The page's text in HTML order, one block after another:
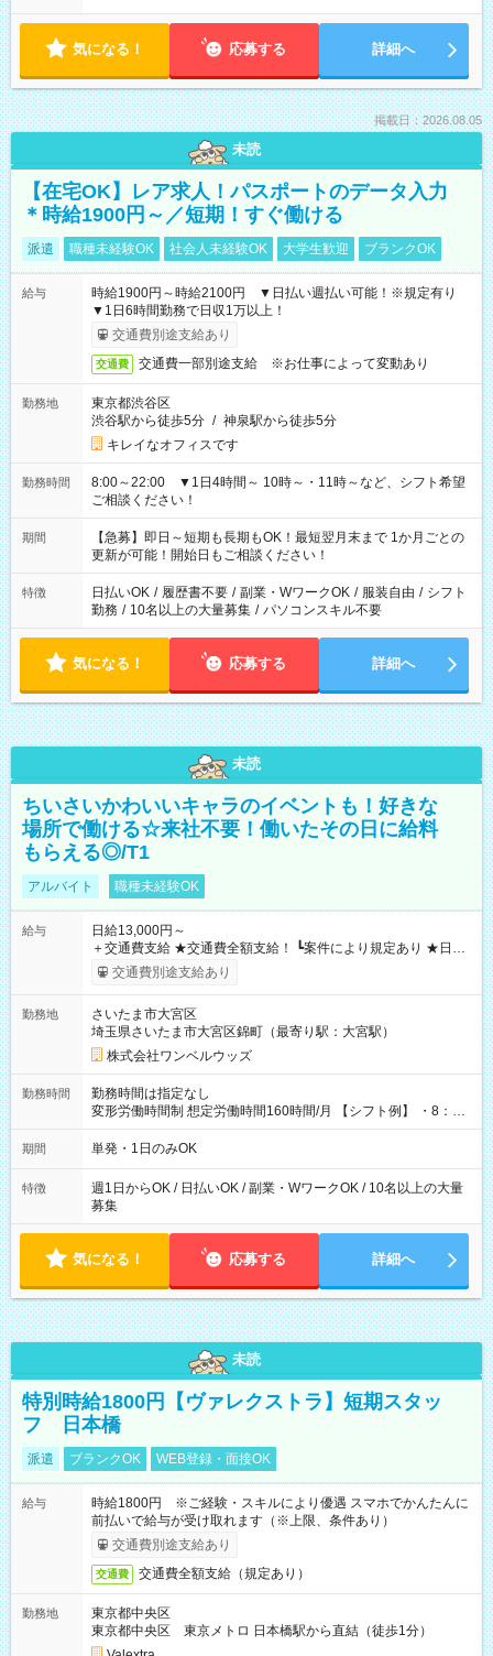
気になる！ 応募する 詳細へ
掲載日：2026.08.05
未読
【在宅OK】レア求人！パスポートのデータ入力
＊時給1900円～／短期！すぐ働ける
派遣 職種未経験OK 社会人未経験OK 大学生歓迎 ブランクOK
給与
時給1900円～時給2100円 ▼日払い週払い可能！※規定有り
▼1日6時間勤務で日収1万以上！
交通費別途支給あり
交通費 交通費一部別途支給 ※お仕事によって変動あり
勤務地
東京都渋谷区
渋谷駅から徒歩5分 / 神泉駅から徒歩5分
キレイなオフィスです
勤務時間
8:00～22:00 ▼1日4時間～ 10時～・11時～など、シフト希望
ご相談ください！
期間
【急募】即日～短期も長期もOK！最短翌月末まで 1か月ごとの
更新が可能！開始日もご相談ください！
特徴 日払いOK / 履歴書不要 / 副業・WワークOK / 服装自由 / シフト
勤務 / 10名以上の大量募集 / パソコンスキル不要
気になる！ 応募する 詳細へ
未読
ちいさいかわいいキャラのイベントも！好きな
場所で働ける☆来社不要！働いたその日に給料
もらえる◎/T1
アルバイト 職種未経験OK
給与
日給13,000円～
＋交通費支給 ★交通費全額支給！ ┗案件により規定あり ★日払
いOK！（規定あり） ┗働いたその日に現金GET♪ お仕事後はコ
ンビニATMから 日払い分を引き落とせます！ 【試用期間】試
交通費別途支給あり
勤務地
さいたま市大宮区
埼玉県さいたま市大宮区錦町（最寄り駅：大宮駅）
株式会社ワンベルウッズ
勤務時間
勤務時間は指定なし
変形労働時間制 想定労働時間160時間/月 【シフト例】 ・8：00
～21：00
期間 単発・1日のみOK
特徴
週1日からOK / 日払いOK / 副業・WワークOK / 10名以上の大量
募集
気になる！ 応募する 詳細へ
未読
特別時給1800円【ヴァレクストラ】短期スタッ
フ 日本橋
派遣 ブランクOK WEB登録・面接OK
給与
時給1800円 ※ご経験・スキルにより優遇 スマホでかんたんに
前払いで給与が受け取れます（※上限、条件あり）
交通費別途支給あり
交通費 交通費全額支給（規定あり）
勤務地
東京都中央区
東京都中央区 東京メトロ 日本橋駅から直結（徒歩1分）